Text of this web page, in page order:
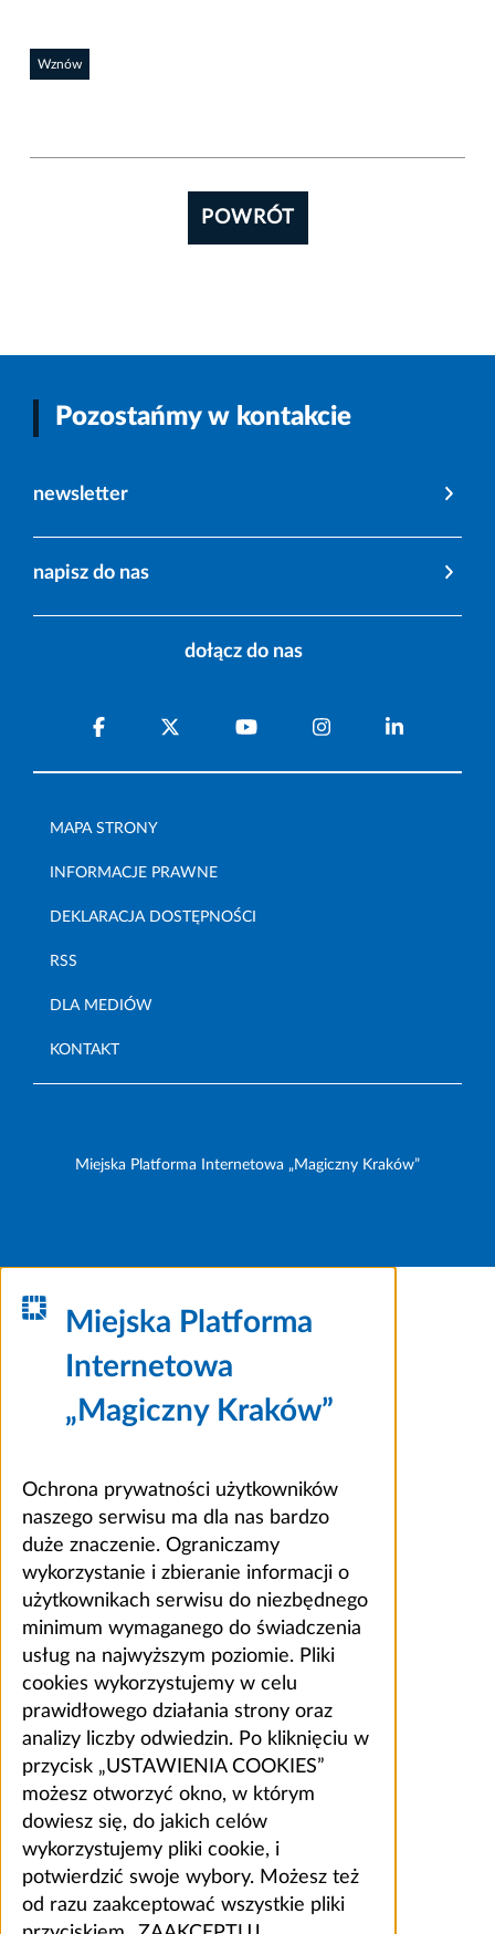
Wznów
POWRÓT
Pozostańmy w kontakcie
newsletter
napisz do nas
dołącz do nas
MAPA STRONY
INFORMACJE PRAWNE
DEKLARACJA DOSTĘPNOŚCI
RSS
DLA MEDIÓW
KONTAKT
Miejska Platforma Internetowa „Magiczny Kraków”
Miejska Platforma
Internetowa
„Magiczny Kraków”
Ochrona prywatności użytkowników
naszego serwisu ma dla nas bardzo
duże znaczenie. Ograniczamy
wykorzystanie i zbieranie informacji o
użytkownikach serwisu do niezbędnego
minimum wymaganego do świadczenia
usług na najwyższym poziomie. Pliki
cookies wykorzystujemy w celu
prawidłowego działania strony oraz
analizy liczby odwiedzin. Po kliknięciu w
przycisk „USTAWIENIA COOKIES”
możesz otworzyć okno, w którym
dowiesz się, do jakich celów
wykorzystujemy pliki cookie, i
potwierdzić swoje wybory. Możesz też
od razu zaakceptować wszystkie pliki